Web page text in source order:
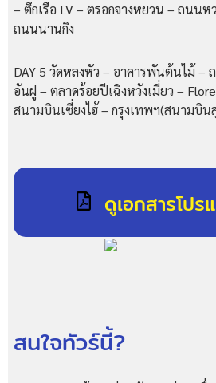
– ตึกเรือ LV – ตรอกจางหยวน – ถนนห
ถนนนานกิง
DAY 5 วัดหลงหัว – อาคารพันต้นไม้ –
อันฝู – ตลาดร้อยปีเฉิงหวังเมี่ยว –
สนามบินเซี่ยงไฮ้ – กรุงเทพฯ(สนามบิ
ดูเอกสารโป
สนใจทัวร์นี้?